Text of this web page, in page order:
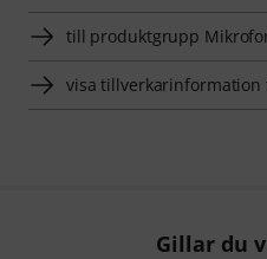
till produktgrupp
visa tillverkarinformation
Gillar du